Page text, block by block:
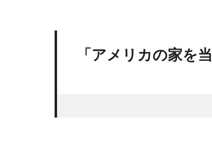
「アメリカの家を